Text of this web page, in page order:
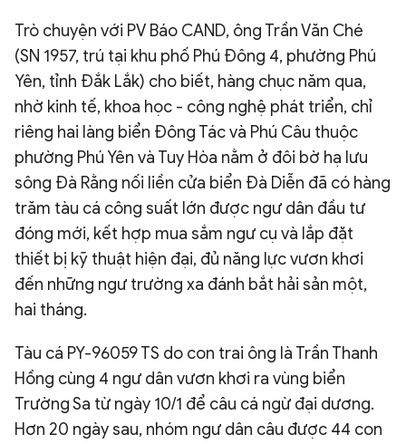
eMagazine
Podcast
Video Ảnh
Infographic
Chuyên trang An ninh thế giớiVăn nghệ Công an
Chuyên đề
Trò chuyện với PV Báo CAND, ông Trần Văn Ché
(SN 1957, trú tại khu phố Phú Đông 4, phường Phú
Yên, tỉnh Đắk Lắk) cho biết, hàng chục năm qua,
nhờ kinh tế, khoa học - công nghệ phát triển, chỉ
riêng hai làng biển Đông Tác và Phú Câu thuộc
phường Phú Yên và Tuy Hòa nằm ở đôi bờ hạ lưu
sông Đà Rằng nối liền cửa biển Đà Diễn đã có hàng
trăm tàu cá công suất lớn được ngư dân đầu tư
đóng mới, kết hợp mua sắm ngư cụ và lắp đặt
thiết bị kỹ thuật hiện đại, đủ năng lực vươn khơi
đến những ngư trường xa đánh bắt hải sản một,
hai tháng.
Tàu cá PY-96059 TS do con trai ông là Trần Thanh
Hồng cùng 4 ngư dân vươn khơi ra vùng biển
Trường Sa từ ngày 10/1 để câu cá ngừ đại dương.
Hơn 20 ngày sau, nhóm ngư dân câu được 44 con